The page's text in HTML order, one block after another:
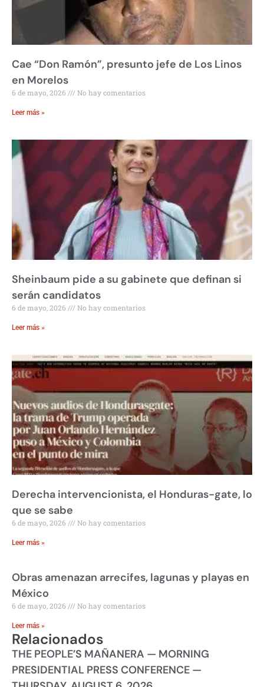
Cae “Don Ramón”, presunto jefe de Los Linos
en Morelos
6 de mayo, 2026 No hay comentarios
Leer más »
Sheinbaum pide a su gabinete que definan si
serán candidatos
6 de mayo, 2026 No hay comentarios
Leer más »
Derecha intervencionista, el Honduras-gate, lo
que se sabe
6 de mayo, 2026 No hay comentarios
Leer más »
Obras amenazan arrecifes, lagunas y playas en
México
6 de mayo, 2026 No hay comentarios
Leer más »
Relacionados
THE PEOPLE’S MAÑANERA — MORNING
PRESIDENTIAL PRESS CONFERENCE —